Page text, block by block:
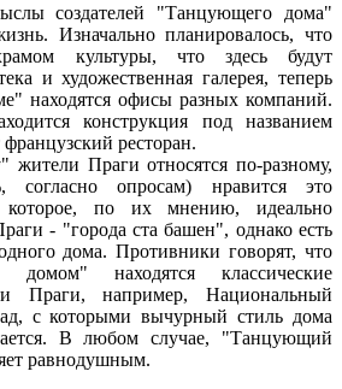
создателей "Танцующего дома"
Изначально планировалось, что
культуры, что здесь будут
и художественная галерея, теперь
находятся офисы разных компаний.
конструкция под названием
ресторан.
Праги относятся по-разному,
согласно опросам) нравится это
которое, по их мнению, идеально
- "города ста башен", однако есть
дома. Противники говорят, что
находятся классические
Праги, например, Национальный
с которыми вычурный стиль дома
В любом случае, "Танцующий
равнодушным.